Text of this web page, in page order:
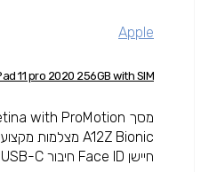
Apple
11 pro 2020 256GB with SIM
חיישן Face ID חיבור USB-C תמיכה ב-Apple...